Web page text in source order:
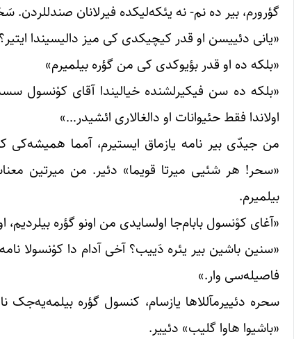
گؤرورم، بیر ده نم- ‌نه یئکه‌لیکده فیرلانان صندللردن.
«یانی دئییسن او قدر کیچیکدی کی میز دالیسیندا
«بلکه ده او قدر بؤیوکدی کی من گؤره بیلمیرم»
«بلکه ده سن فیکیرلشنده خیالیندا آقای کوْنسول
اولاندا فقط حئیوانات او دالغالاری ائشیدر…»
من جیدّی بیر نامه یازماق ایستیرم، آمما همیشه‌کی
«سحر! هر شئیی میرتا قویما» دئیر. من میرتین
بیلمیرم.
«آغای کوْنسول بابام‌جا اولسایدی من اونو گؤره بیلردیم،
«سنین باشین بیر یئره دَییب؟ آخی آدام دا کوْنسولا
فاصیله‌سی وار.»
سحره دئییرمآللاها یازسام، کنسول گؤره بیلمه‌یه‌جک
«باشیوا هاوا گلیب» دئییر.